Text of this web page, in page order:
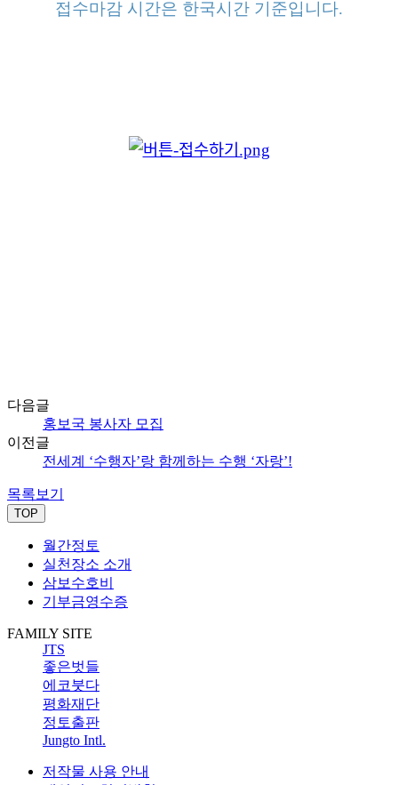
접수마감 시간은 한국시간 기준입니다.
다음글
홍보국 봉사자 모집
이전글
전세계 ‘수행자’랑 함께하는 수행 ‘자랑’!
목록보기
TOP
월간정토
실천장소 소개
삼보수호비
기부금영수증
FAMILY SITE
JTS
좋은벗들
에코붓다
평화재단
정토출판
Jungto Intl.
저작물 사용 안내